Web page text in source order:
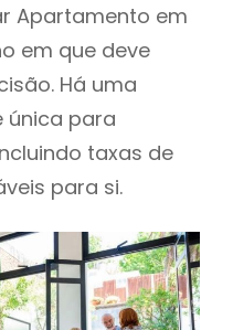
Apartamento em
em que deve
Há uma
única para
taxas de
para si.